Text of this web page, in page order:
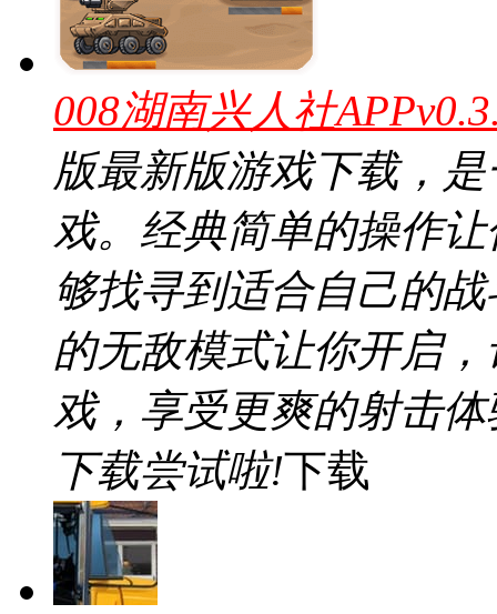
008湖南兴人社
版最新版游戏下载，
戏。经典简单的操作
够找寻到适合自己的
的无敌模式让你开启
戏，享受更爽的射击
下载尝试啦!下载